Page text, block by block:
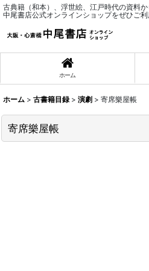
古典籍（和本）、浮世絵、江戸時代の資料
中尾書店公式オンラインショップをぜひご利
ホーム
ホーム > 古書籍目録 > 演劇 > 寄席樂屋帳
寄席樂屋帳